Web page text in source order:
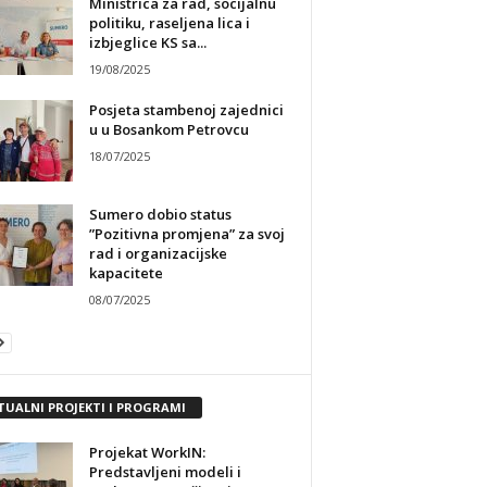
politiku, raseljena lica i
izbjeglice KS sa...
19/08/2025
Posjeta stambenoj zajednici
u u Bosankom Petrovcu
18/07/2025
Sumero dobio status
”Pozitivna promjena” za svoj
rad i organizacijske
kapacitete
08/07/2025
PROJEKTI I PROGRAMI
Projekat WorkIN:
Predstavljeni modeli i